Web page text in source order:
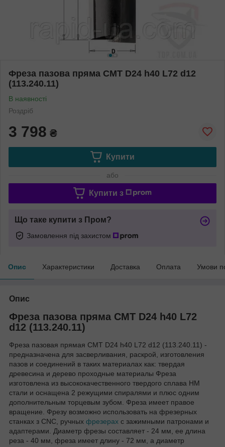
Фреза пазова пряма CMT D24 h40 L72 d12
(113.240.11)
В наявності
Роздріб
3 798 ₴
Купити
або
Купити з
Що таке купити з Пром?
Замовлення під захистом
Опис Характеристики Доставка Оплата Умови
Опис
Фреза пазова пряма CMT D24 h40 L72
d12 (113.240.11)
Фреза пазовая прямая CMT D24 h40 L72 d12 (113.240.11) -
предназначена для засверливания, раскрой, изготовления
пазов и соединений в таких материалах как: твердая
древесина и дерево проходные материалы Фреза
изготовлена из высококачественного твердого сплава HM
стали и оснащена 2 режущими спиралями и плюс одним
дополнительным торцевым зубом. Фреза имеет правое
вращение. Фрезу возможно использовать на фрезерных
станках з CNC, ручных фрезерах с зажимными патронами и
адаптерами. Диаметр фрезы составляет - 24 мм, ее длина
реза - 40 мм, фреза имеет длину - 72 мм, а диаметр